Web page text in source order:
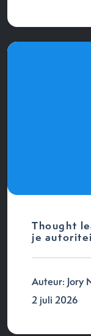
Thought
je
Auteur: Jory
2 juli 2026